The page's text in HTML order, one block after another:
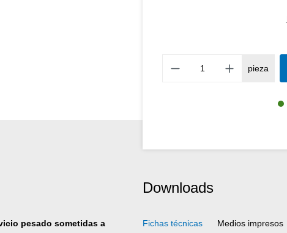
pieza
pesado sometidas a
Downloads
Fichas técnicas Medios impresos